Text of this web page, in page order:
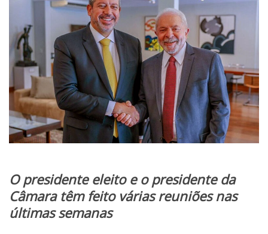
O presidente eleito e o presidente da
Câmara têm feito várias reuniões nas
últimas semanas